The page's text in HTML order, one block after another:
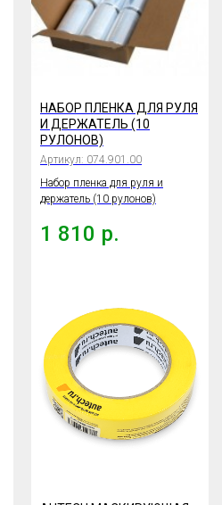
НАБОР ПЛЕНКА ДЛЯ РУЛЯ
И ДЕРЖАТЕЛЬ (10
РУЛОНОВ)
Артикул: 074.901.00
Набор пленка для руля и
держатель (10 рулонов)
1 810 р.